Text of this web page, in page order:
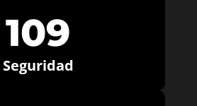
109
Seguridad